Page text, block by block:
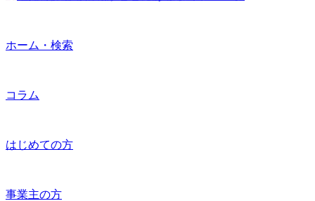
ホーム・検索
コラム
はじめての方
事業主の方